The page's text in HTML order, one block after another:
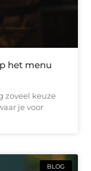
het menu
zoveel keuze
je voor
BLOG